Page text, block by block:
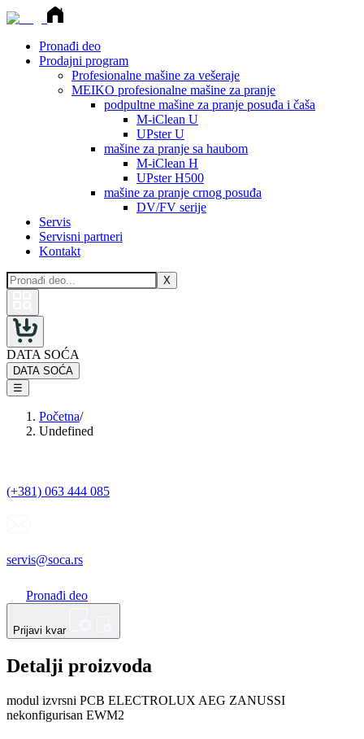
Pronađi deo
Prodajni program
Profesionalne mašine za vešeraje
MEIKO profesionalne mašine za pranje
podpultne mašine za pranje posuđa i čaša
M-iClean U
UPster U
mašine za pranje sa haubom
M-iClean H
UPster H500
mašine za pranje crnog posuđa
DV/FV serije
Servis
Servisni partneri
Kontakt
X
DATA SOĆA
DATA SOĆA
☰
Početna/
Undefined
(+381) 063 444 085
servis@soca.rs
Pronađi deo
Prijavi kvar
Detalji proizvoda
modul izvrsni PCB ELECTROLUX AEG ZANUSSI
nekonfigurisan EWM2